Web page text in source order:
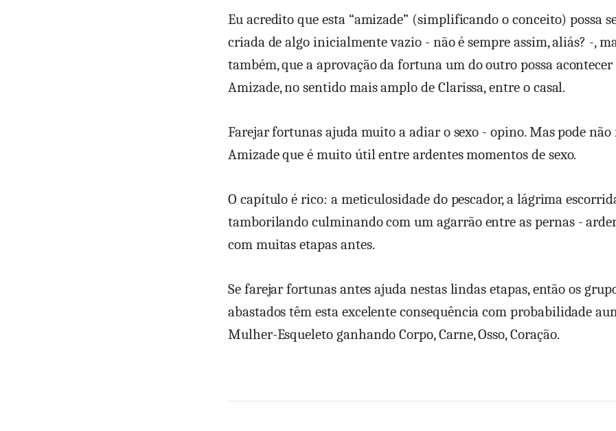
Eu acredito que esta “amizade” (simplificando o conceito) possa
criada de algo inicialmente vazio - não é sempre assim, aliás? -,
também, que a aprovação da fortuna um do outro possa
Amizade, no sentido mais amplo de Clarissa, entre o casal.
Farejar fortunas ajuda muito a adiar o sexo - opino. Mas pode
Amizade que é muito útil entre ardentes momentos de sexo.
O capítulo é rico: a meticulosidade do pescador, a lágrima
tamborilando culminando com um agarrão entre as pernas -
com muitas etapas antes.
Se farejar fortunas antes ajuda nestas lindas etapas, então os
abastados têm esta excelente consequência com probabilidade
Mulher-Esqueleto ganhando Corpo, Carne, Osso, Coração.